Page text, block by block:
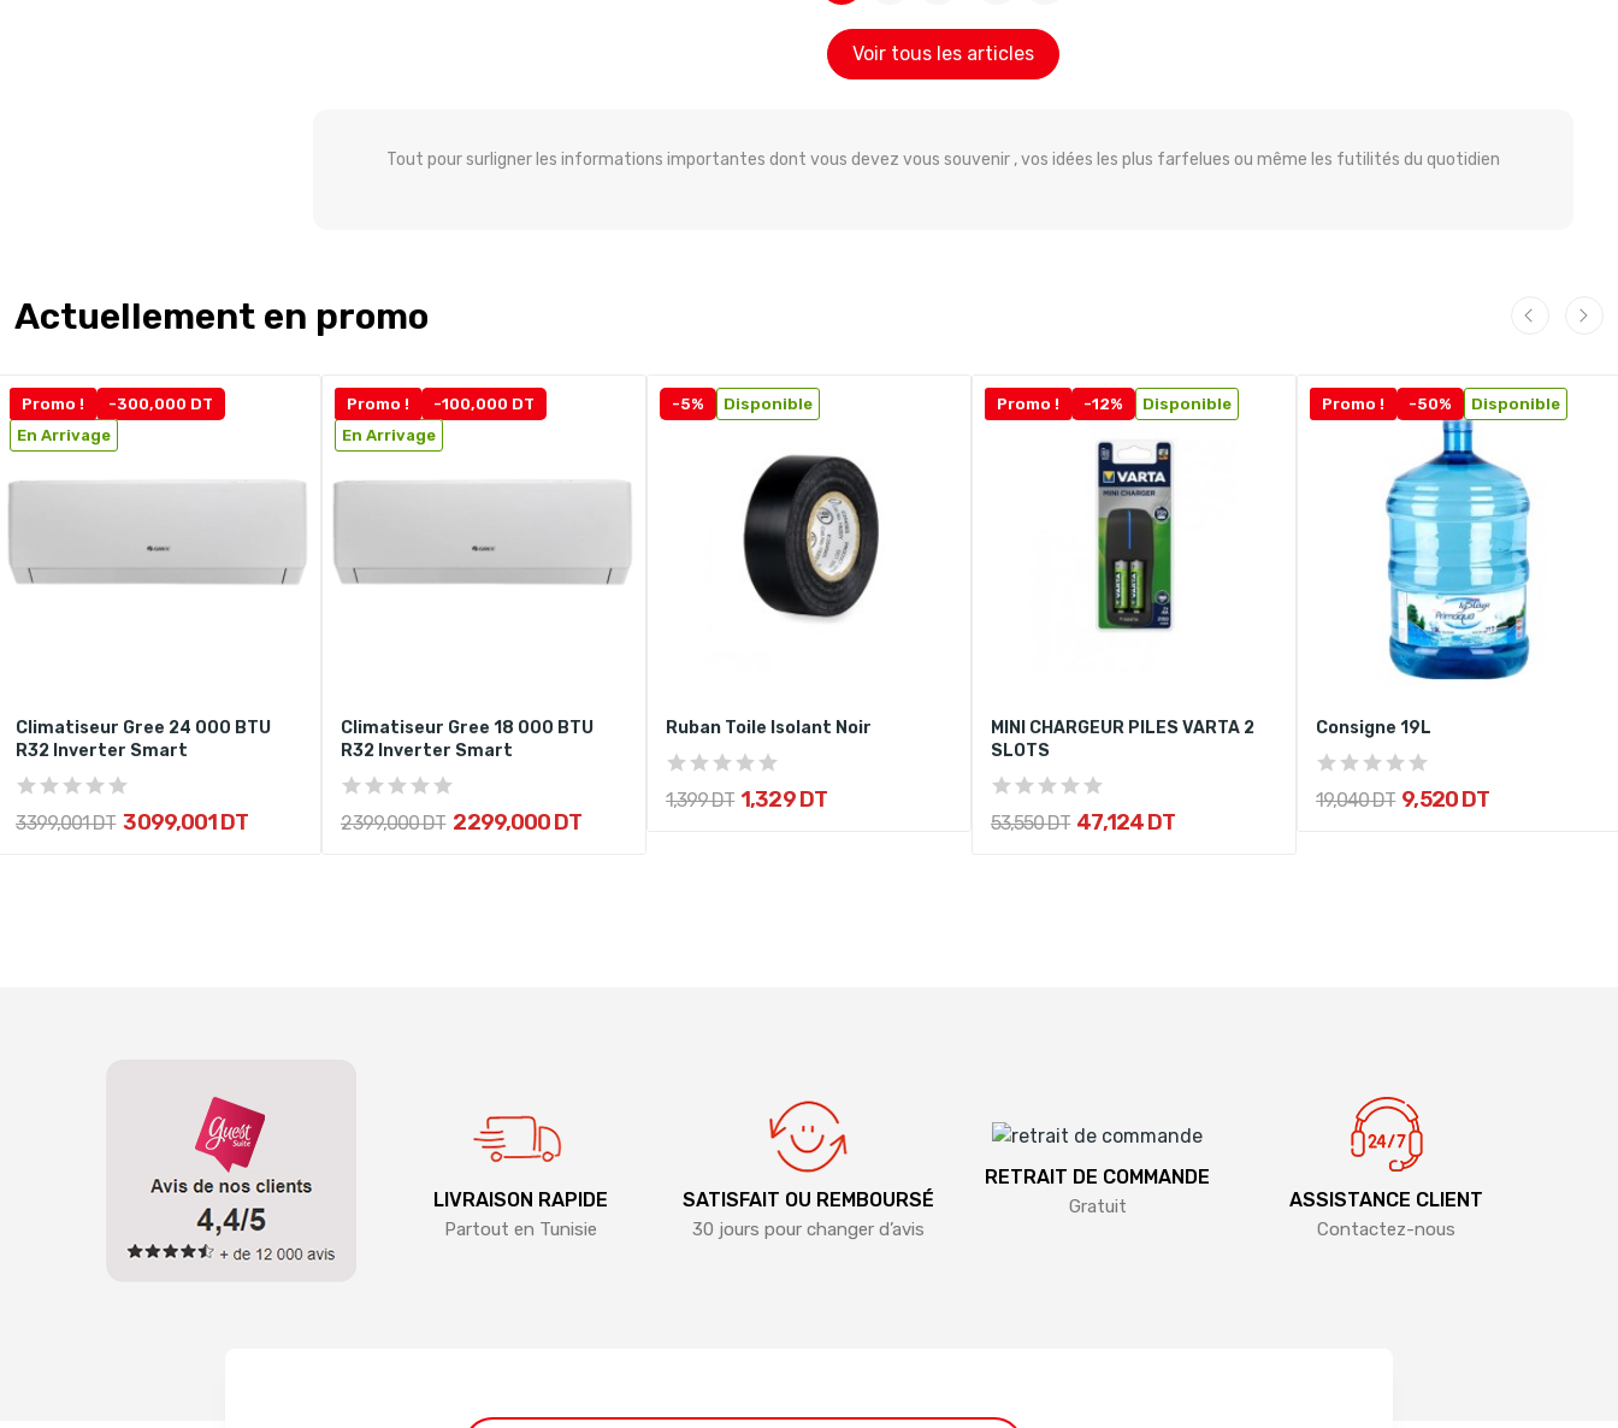
Voir tous les articles
Tout pour surligner les informations importantes dont vous devez vous souvenir , vos idées les plus farfelues ou même les futilités du quotidien
Actuellement en promo
Promo !
-300,000 DT
En Arrivage
Climatiseur Gree 24 000 BTU
R32 Inverter Smart
3 399,001 DT 3 099,001 DT
Promo !
-100,000 DT
En Arrivage
Climatiseur Gree 18 000 BTU
R32 Inverter Smart
2 399,000 DT 2 299,000 DT
-5% Disponible
Ruban Toile Isolant Noir
1,399 DT 1,329 DT
Promo ! -12% Disponible
MINI CHARGEUR PILES VARTA 2
SLOTS
53,550 DT 47,124 DT
Promo ! -50% Disponible
Consigne 19L
19,040 DT 9,520 DT
LIVRAISON RAPIDE
Partout en Tunisie
SATISFAIT OU REMBOURSÉ
30 jours pour changer d’avis
RETRAIT DE COMMANDE
Gratuit ASSISTANCE CLIENT
Contactez-nous